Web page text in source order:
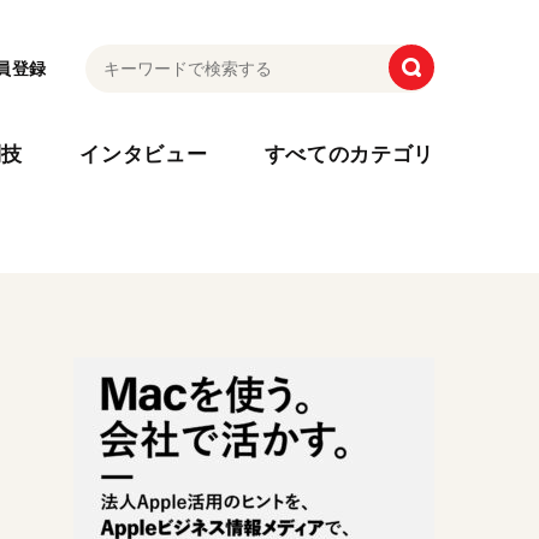
登録
インタビュー すべてのカテゴリ